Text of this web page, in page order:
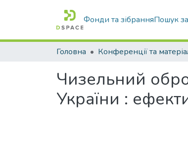
Фонди та зібранняПошук
Головна
Чизельний
України :